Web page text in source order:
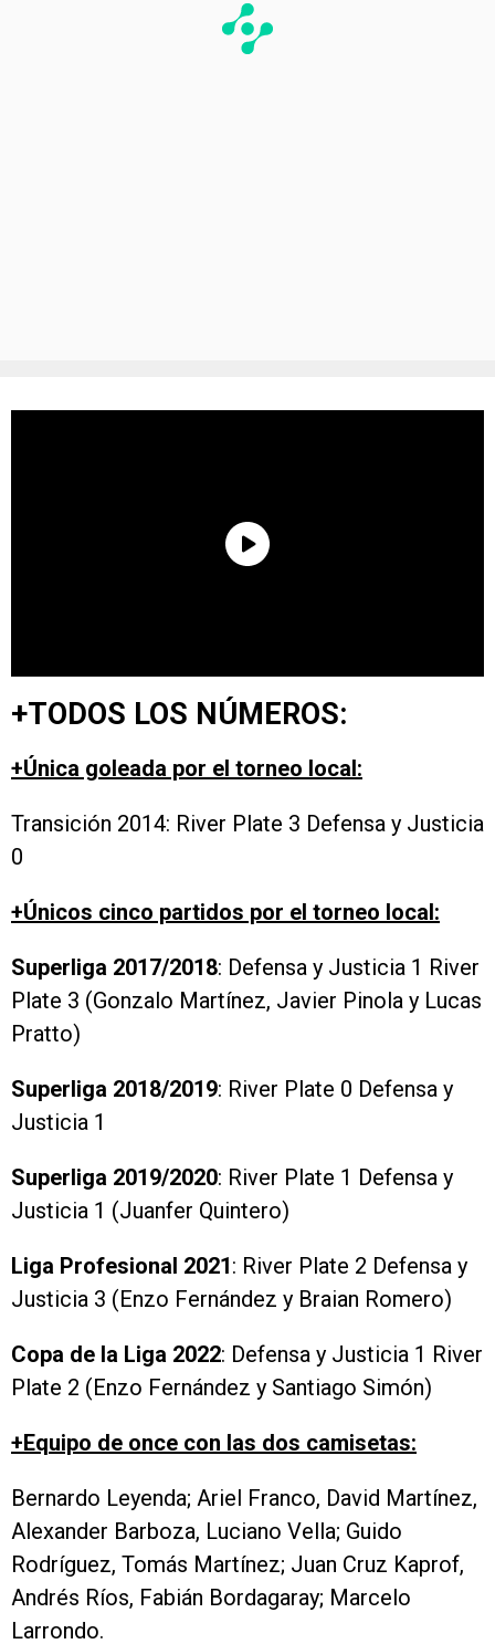
+TODOS LOS NÚMEROS:
+Única goleada por el torneo local:
Transición 2014: River Plate 3 Defensa y Justicia
0
+Únicos cinco partidos por el torneo local:
Superliga 2017/2018: Defensa y Justicia 1 River
Plate 3 (Gonzalo Martínez, Javier Pinola y Lucas
Pratto)
Superliga 2018/2019: River Plate 0 Defensa y
Justicia 1
Superliga 2019/2020: River Plate 1 Defensa y
Justicia 1 (Juanfer Quintero)
Liga Profesional 2021 : River Plate 2 Defensa y
Justicia 3 (Enzo Fernández y Braian Romero)
Copa de la Liga 2022: Defensa y Justicia 1 River
Plate 2 (Enzo Fernández y Santiago Simón)
+Equipo de once con las dos camisetas:
Bernardo Leyenda; Ariel Franco, David Martínez,
Alexander Barboza, Luciano Vella; Guido
Rodríguez, Tomás Martínez; Juan Cruz Kaprof,
Andrés Ríos, Fabián Bordagaray; Marcelo
Larrondo.